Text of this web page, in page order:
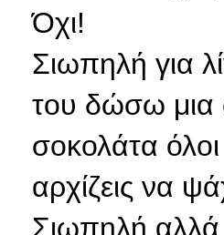
Όχι!
Σιωπηλή για
του δώσω μια
σοκολάτα όλοι
αρχίζεις να
Σιωπηλή αλλά